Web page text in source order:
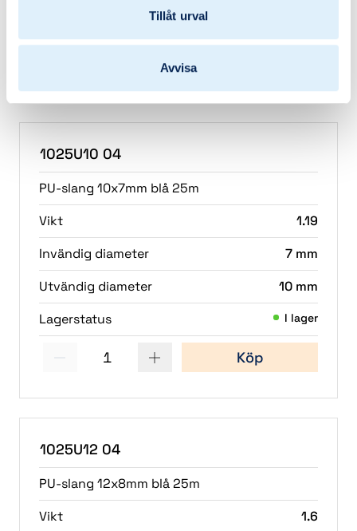
Tillåt urval
Avvisa
1025U10 04
PU-slang 10x7mm blå 25m
Vikt
1.19
Invändig diameter
7 mm
Utvändig diameter
10 mm
Lagerstatus
I lager
(2)
1 Köp
1025U12 04
PU-slang 12x8mm blå 25m
Vikt
1.6